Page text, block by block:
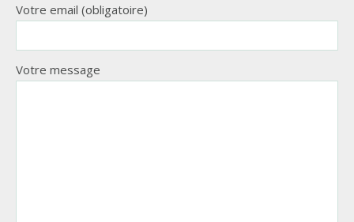
Votre email (obligatoire)
Votre message